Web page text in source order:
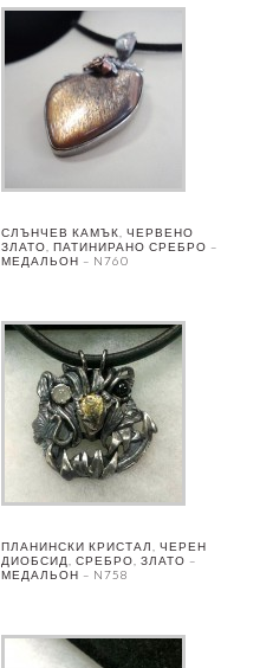
СЛЪНЧЕВ КАМЪК, ЧЕРВЕНО
ЗЛАТО, ПАТИНИРАНО СРЕБРО –
МЕДАЛЬОН – N760
ПЛАНИНСКИ КРИСТАЛ, ЧЕРЕН
ДИОБСИД, СРЕБРО, ЗЛАТО –
МЕДАЛЬОН – N758